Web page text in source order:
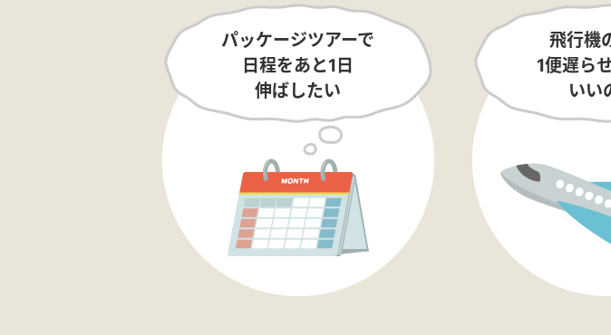
パッケージツアーで
日程をあと1日
伸ばしたい
飛行機
1便遅ら
いい